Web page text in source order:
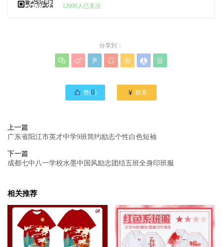
12000人已关注
分享到：
      
 赞(0)  联系
上一篇
广东省阳江市英才中学9班简约励志个性白色短袖
下一篇
成都七中八一学校水墨中国风励志团结五班全身印班服
相关推荐